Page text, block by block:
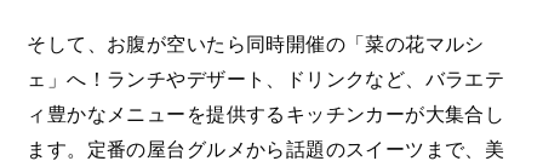
そして、お腹が空いたら同時開催の「菜の花マルシ
ェ」へ！ランチやデザート、ドリンクなど、バラエテ
ィ豊かなメニューを提供するキッチンカーが大集合し
ます。定番の屋台グルメから話題のスイーツまで、美